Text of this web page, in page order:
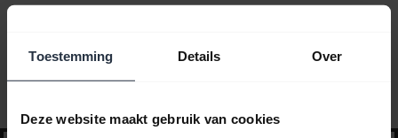
Toestemming Details Over
Deze website maakt gebruik van cookies
Geselecteerde begeleiding en tips om aan de slag